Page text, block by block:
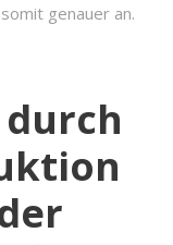
genauer an.